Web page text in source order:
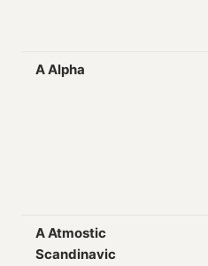
A Alpha
A Atmostic
Scandinavic